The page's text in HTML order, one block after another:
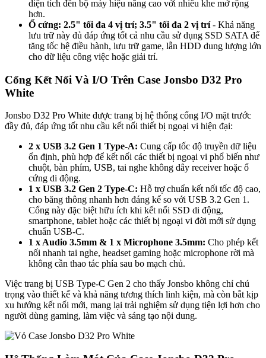
diện tích đến bộ máy hiệu năng cao với nhiều khe mở rộng
hơn.
Ổ cứng: 2.5" tối đa 4 vị trí; 3.5" tối đa 2 vị trí- Khả năng
lưu trữ này đủ đáp ứng tốt cả nhu cầu sử dụng SSD SATA để
tăng tốc hệ điều hành, lưu trữ game, lẫn HDD dung lượng lớn
cho dữ liệu công việc hoặc giải trí.
Cổng Kết Nối Và I/O Trên Case Jonsbo D32 Pro
White
Jonsbo D32 Pro White được trang bị hệ thống cổng I/O mặt trước
đầy đủ, đáp ứng tốt nhu cầu kết nối thiết bị ngoại vi hiện đại:
2 x USB 3.2 Gen 1 Type-A: Cung cấp tốc độ truyền dữ liệu
ổn định, phù hợp để kết nối các thiết bị ngoại vi phổ biến như
chuột, bàn phím, USB, tai nghe không dây receiver hoặc ổ
cứng di động.
1 x USB 3.2 Gen 2 Type-C: Hỗ trợ chuẩn kết nối tốc độ cao,
cho băng thông nhanh hơn đáng kể so với USB 3.2 Gen 1.
Cổng này đặc biệt hữu ích khi kết nối SSD di động,
smartphone, tablet hoặc các thiết bị ngoại vi đời mới sử dụng
chuẩn USB-C.
1 x Audio 3.5mm & 1 x Microphone 3.5mm: Cho phép kết
nối nhanh tai nghe, headset gaming hoặc microphone rời mà
không cần thao tác phía sau bo mạch chủ.
Việc trang bị USB Type-C Gen 2 cho thấy Jonsbo không chỉ chú
trọng vào thiết kế và khả năng tương thích linh kiện, mà còn bắt kịp
xu hướng kết nối mới, mang lại trải nghiệm sử dụng tiện lợi hơn cho
người dùng gaming, làm việc và sáng tạo nội dung.